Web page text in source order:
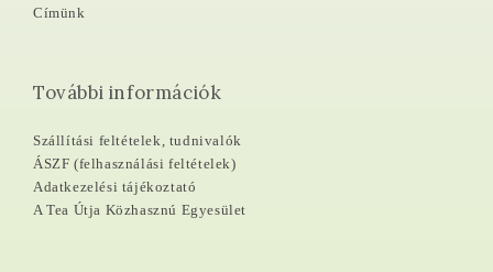
Címünk
További információk
Szállítási feltételek, tudnivalók
ÁSZF (felhasználási feltételek)
Adatkezelési tájékoztató
A Tea Útja Közhasznú Egyesület